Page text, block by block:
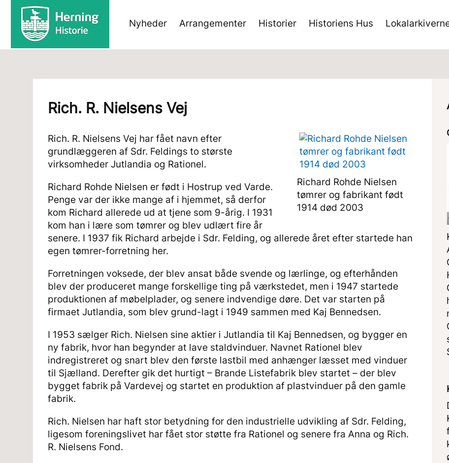
Nyheder Arrangementer Historier Historiens Hus
Rich. R. Nielsens Vej
Richard Rohde Nielsen
tømrer og fabrikant født
1914 død 2003
Rich. R. Nielsens Vej har fået navn efter
grundlæggeren af Sdr. Feldings to største
virksomheder Jutlandia og Rationel.
Richard Rohde Nielsen er født i Hostrup ved Varde.
Penge var der ikke mange af i hjemmet, så derfor
kom Richard allerede ud at tjene som 9-årig. I 1931
kom han i lære som tømrer og blev udlært fire år
senere. I 1937 fik Richard arbejde i Sdr. Felding, og allerede året efter startede han
egen tømrer-forretning her.
Forretningen voksede, der blev ansat både svende og lærlinge, og efterhånden
blev der produceret mange forskellige ting på værkstedet, men i 1947 startede
produktionen af møbelplader, og senere indvendige døre. Det var starten på
firmaet Jutlandia, som blev grund-lagt i 1949 sammen med Kaj Bennedsen.
I 1953 sælger Rich. Nielsen sine aktier i Jutlandia til Kaj Bennedsen, og bygger en
ny fabrik, hvor han begynder at lave staldvinduer. Navnet Rationel blev
indregistreret og snart blev den første lastbil med anhænger læsset med vinduer
til Sjælland. Derefter gik det hurtigt – Brande Listefabrik blev startet – der blev
bygget fabrik på Vardevej og startet en produktion af plastvinduer på den gamle
fabrik.
Rich. Nielsen har haft stor betydning for den industrielle udvikling af Sdr. Felding,
ligesom foreningslivet har fået stor støtte fra Rationel og senere fra Anna og Rich.
R. Nielsens Fond.